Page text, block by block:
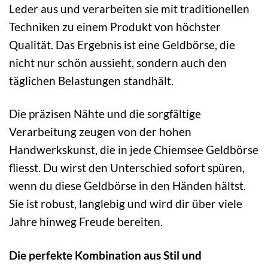
Leder aus und verarbeiten sie mit traditionellen
Techniken zu einem Produkt von höchster
Qualität. Das Ergebnis ist eine Geldbörse, die
nicht nur schön aussieht, sondern auch den
täglichen Belastungen standhält.
Die präzisen Nähte und die sorgfältige
Verarbeitung zeugen von der hohen
Handwerkskunst, die in jede Chiemsee Geldbörse
fliesst. Du wirst den Unterschied sofort spüren,
wenn du diese Geldbörse in den Händen hältst.
Sie ist robust, langlebig und wird dir über viele
Jahre hinweg Freude bereiten.
Die perfekte Kombination aus Stil und